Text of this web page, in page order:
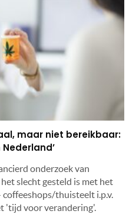
maar niet bereikbaar:
onderzoek van
slecht gesteld is met het
coffeeshops/thuisteelt i.p.v.
'tijd voor verandering'.